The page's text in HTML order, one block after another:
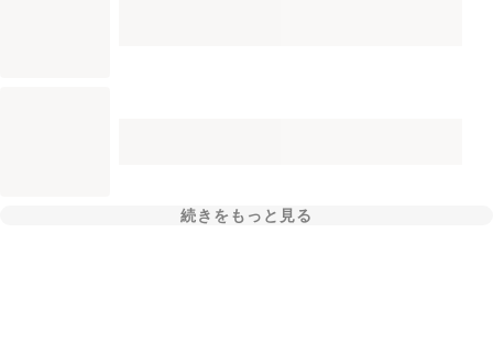
続きをもっと見る